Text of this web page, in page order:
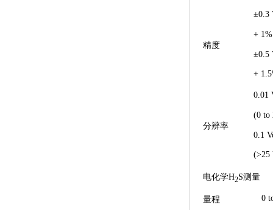
精度
±0.3
+
±0.5
+
分辨率
0.01
(0 to
0.1
(>25
电化学H2S测量
量程 0